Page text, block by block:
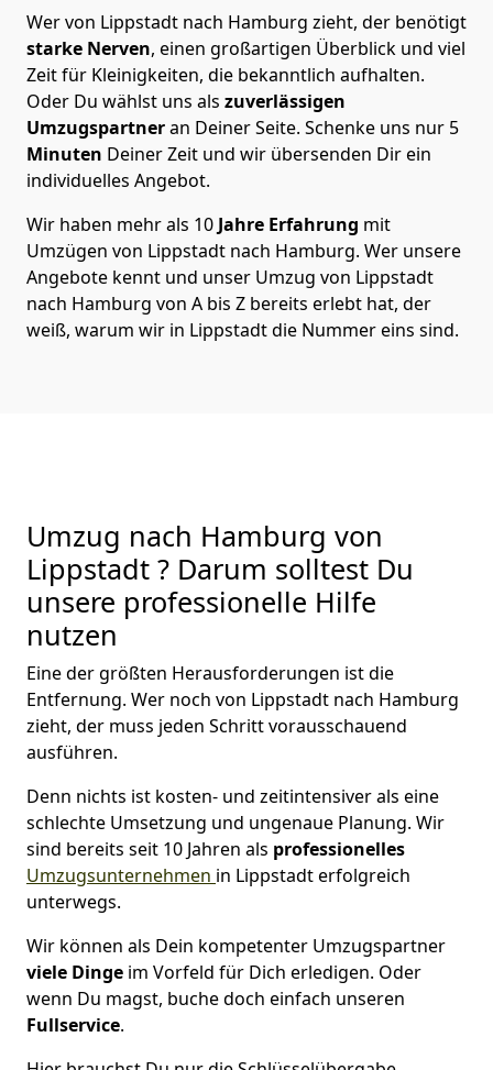
Wer von Lippstadt nach Hamburg zieht, der benötigt
starke Nerven, einen großartigen Überblick und viel
Zeit für Kleinigkeiten, die bekanntlich aufhalten.
Oder Du wählst uns als zuverlässigen
Umzugspartneran Deiner Seite. Schenke uns nur 5
Minuten Deiner Zeit und wir übersenden Dir ein
individuelles Angebot.
Wir haben mehr als 10 Jahre Erfahrung mit
Umzügen von Lippstadt nach Hamburg. Wer unsere
Angebote kennt und unser Umzug von Lippstadt
nach Hamburg von A bis Z bereits erlebt hat, der
weiß, warum wir in Lippstadt die Nummer eins sind.
Umzug nach Hamburg von
Lippstadt ? Darum solltest Du
unsere professionelle Hilfe
nutzen
Eine der größten Herausforderungen ist die
Entfernung. Wer noch von Lippstadt nach Hamburg
zieht, der muss jeden Schritt vorausschauend
ausführen.
Denn nichts ist kosten- und zeitintensiver als eine
schlechte Umsetzung und ungenaue Planung. Wir
sind bereits seit 10 Jahren als professionelles
Umzugsunternehmen in Lippstadt erfolgreich
unterwegs.
Wir können als Dein kompetenter Umzugspartner
viele Dinge im Vorfeld für Dich erledigen. Oder
wenn Du magst, buche doch einfach unseren
Fullservice.